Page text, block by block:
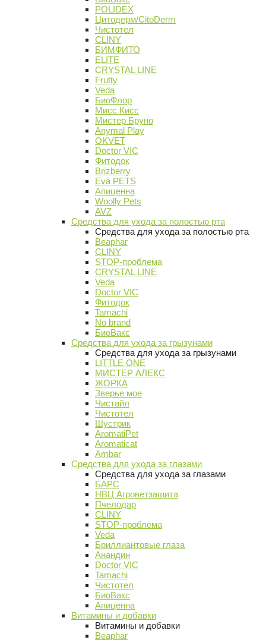
POLIDEX
Цитодерм/CitoDerm
Чистотел
CLINY
БИМФИТО
ELITE
CRYSTAL LINE
Frutty
Veda
БиоФлор
Мисс Кисс
Мистер Бруно
Anymal Play
OKVET
Doctor VIC
Фитодок
Brizberry
Eva PETS
Апиценна
Woolly Pets
AVZ
Средства для ухода за полостью рта
Средства для ухода за полостью рта
Beaphar
CLINY
STOP-проблема
CRYSTAL LINE
Veda
Doctor VIC
Фитодок
Tamachi
No brand
БиоВакс
Средства для ухода за грызунами
Средства для ухода за грызунами
LITTLE ONE
МИСТЕР АЛЕКС
ЖОРКА
Зверье мое
Чистайл
Чистотел
Шустрик
AromatiPet
Aromaticat
Ambar
Средства для ухода за глазами
Средства для ухода за глазами
БАРС
НВЦ Агроветзащита
Пчелодар
CLINY
STOP-проблема
Veda
Бриллиантовые глаза
Анандин
Doctor VIC
Tamachi
Чистотел
БиоВакс
Апиценна
Витамины и добавки
Витамины и добавки
Beaphar